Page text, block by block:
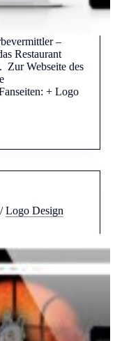
–
Restaurant
Zur Webseite des
+ Logo
/Logo Design